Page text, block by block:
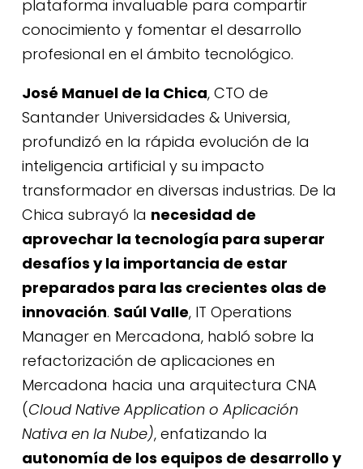
plataforma invaluable para compartir
conocimiento y fomentar el desarrollo
profesional en el ámbito tecnológico.
José Manuel de la Chica, CTO de
Santander Universidades & Universia,
profundizó en la rápida evolución de la
inteligencia artificial y su impacto
transformador en diversas industrias. De la
Chica subrayó la necesidad de
aprovechar la tecnología para superar
desafíos y la importancia de estar
preparados para las crecientes olas de
innovación. Saúl Valle, IT Operations
Manager en Mercadona, habló sobre la
refactorización de aplicaciones en
Mercadona hacia una arquitectura CNA
(Cloud Native Application o Aplicación
Nativa en la Nube), enfatizando la
autonomía de los equipos de desarrollo y